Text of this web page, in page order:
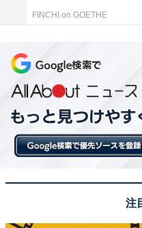
FINCHI on GOETHE
注